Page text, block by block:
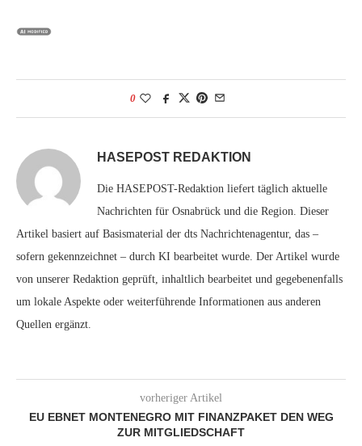
0
HASEPOST REDAKTION
Die HASEPOST-Redaktion liefert täglich aktuelle
Nachrichten für Osnabrück und die Region. Dieser
Artikel basiert auf Basismaterial der dts Nachrichtenagentur, das –
sofern gekennzeichnet – durch KI bearbeitet wurde. Der Artikel wurde
von unserer Redaktion geprüft, inhaltlich bearbeitet und gegebenenfalls
um lokale Aspekte oder weiterführende Informationen aus anderen
Quellen ergänzt.
vorheriger Artikel
EU EBNET MONTENEGRO MIT FINANZPAKET DEN WEG
ZUR MITGLIEDSCHAFT